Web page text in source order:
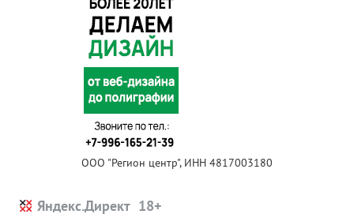
ООО "Регион центр", ИНН 4817003180
Яндекс.Директ